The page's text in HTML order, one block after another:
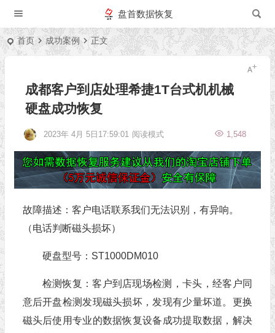
盘首数据恢复
首页 成功案例 正文
成都客户到店处理希捷1T台式机机械
硬盘成功恢复
2023年 4月 5日17:59:01 1,548
阅读模式
故障描述：客户电话联系我们无法识别，有异响。
（电话判断磁头损坏）
硬盘型号：ST1000DM010
检测恢复：客户到店现场检测，卡头，经客户同
意后开盘检测发现磁头损坏，发现有少量坏道。更换
磁头后使用专业的数据恢复设备成功提取数据，解决